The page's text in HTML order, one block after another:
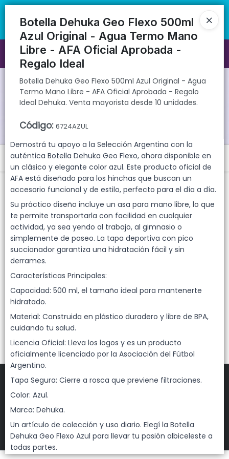
Botella Dehuka Geo Flexo 500ml Azul Original - Agua Termo Mano
desde 10 unidades.
Botella Dehuka Geo Flexo 500ml
Azul Original - Agua Termo Mano
Libre - AFA Oficial Aprobada -
Regalo Ideal
Botella Dehuka Geo Flexo 500ml Azul Original - Agua
Termo Mano Libre - AFA Oficial Aprobada - Regalo
Ideal Dehuka. Venta mayorista desde 10 unidades.
Código: 6724AZUL
Demostrá tu apoyo a la Selección Argentina con la
auténtica Botella Dehuka Geo Flexo, ahora disponible en
un clásico y elegante color azul. Este producto oficial de
AFA está diseñado para los hinchas que buscan un
accesorio funcional y de estilo, perfecto para el día a día.
Su práctico diseño incluye un asa para mano libre, lo que
te permite transportarla con facilidad en cualquier
actividad, ya sea yendo al trabajo, al gimnasio o
simplemente de paseo. La tapa deportiva con pico
succionador garantiza una hidratación fácil y sin
derrames.
Características Principales:
Capacidad: 500 ml, el tamaño ideal para mantenerte
hidratado.
Material: Construida en plástico duradero y libre de BPA,
cuidando tu salud.
Licencia Oficial: Lleva los logos y es un producto
oficialmente licenciado por la Asociación del Fútbol
Argentino.
Tapa Segura: Cierre a rosca que previene filtraciones.
Color: Azul.
Marca: Dehuka.
Un artículo de colección y uso diario. Elegí la Botella
Dehuka Geo Flexo Azul para llevar tu pasión albiceleste a
todas partes.
directa | 📦 Comprá mayorista desde 10 unidades. ¡Registrate y
accedé a precios exclusivos!
Ingresar a la Tienda
CÓMO COMPRAR
QUIÉNES SOMOS
GARANTIAS
CONTACTO
Menú
Botella Dehuka Geo Flexo 500ml Azul Original - Agua Termo Mano
Libre - AFA Oficial Aprobada - Regalo Ideal Dehuka. Venta mayorista
Lista vacía
DEHUKA©2026
Defensa de las y los consumidores. Para reclamos